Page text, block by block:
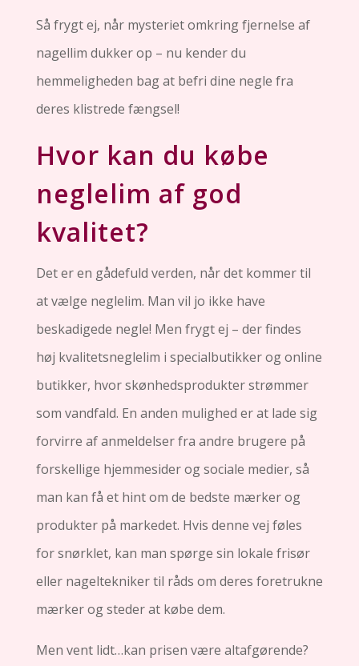
Så frygt ej, når mysteriet omkring fjernelse af
nagellim dukker op – nu kender du
hemmeligheden bag at befri dine negle fra
deres klistrede fængsel!
Hvor kan du købe
neglelim af god
kvalitet?
Det er en gådefuld verden, når det kommer til
at vælge neglelim. Man vil jo ikke have
beskadigede negle! Men frygt ej – der findes
høj kvalitetsneglelim i specialbutikker og online
butikker, hvor skønhedsprodukter strømmer
som vandfald. En anden mulighed er at lade sig
forvirre af anmeldelser fra andre brugere på
forskellige hjemmesider og sociale medier, så
man kan få et hint om de bedste mærker og
produkter på markedet. Hvis denne vej føles
for snørklet, kan man spørge sin lokale frisør
eller nageltekniker til råds om deres foretrukne
mærker og steder at købe dem.
Men vent lidt…kan prisen være altafgørende?